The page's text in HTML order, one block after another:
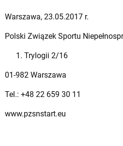
Warszawa, 23.05.2017 r.
Polski Związek Sportu
Trylogii 2/16
01-982 Warszawa
Tel.: +48 22 659 30 11
www.pzsnstart.eu